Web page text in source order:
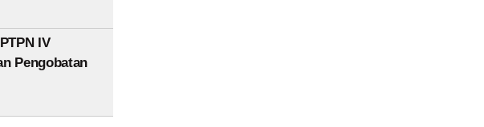
IV
Pengobatan